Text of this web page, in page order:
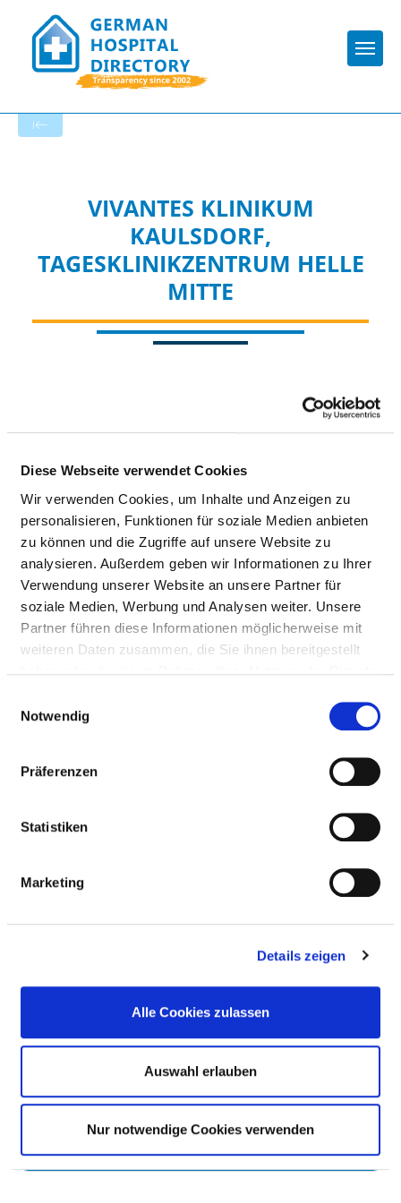
Diese Webseite verwendet Cookies
Wir verwenden Cookies, um Inhalte und Anzeigen zu
personalisieren, Funktionen für soziale Medien anbieten
zu können und die Zugriffe auf unsere Website zu
analysieren. Außerdem geben wir Informationen zu Ihrer
Verwendung unserer Website an unsere Partner für
soziale Medien, Werbung und Analysen weiter. Unsere
Partner führen diese Informationen möglicherweise mit
weiteren Daten zusammen, die Sie ihnen bereitgestellt
Notwendig
Präferenzen
Statistiken
Marketing
Details zeigen
Alle Cookies zulassen
Auswahl erlauben
Nur notwendige Cookies verwenden
VIVANTES KLINIKUM
KAULSDORF,
TAGESKLINIKZENTRUM HELLE
MITTE
QUALITY MANAGEMENT
RESPONSIBLE PERSON
Dr. J. Danckert
GF Klinikmanagement
Phone:
STEERING COMMITTEE
STEERING COMMITTEE
RISK MANAGEMENT INSTRUMENTS AND
MEASURES
INSTRUMENTS AND MEASURES